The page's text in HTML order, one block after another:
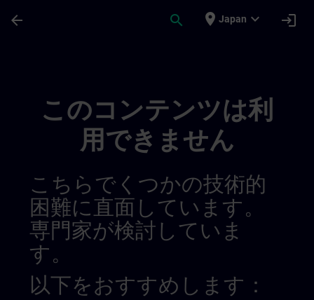
arrow_back search place Japan expand_more login
このコンテンツは利
用できません
こちらでくつかの技術的
困難に直面しています。
専門家が検討していま
す。
以下をおすすめします：